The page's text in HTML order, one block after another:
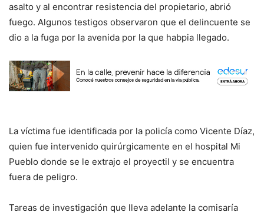
asalto y al encontrar resistencia del propietario, abrió
fuego. Algunos testigos observaron que el delincuente se
dio a la fuga por la avenida por la que habpia llegado.
La víctima fue identificada por la policía como Vicente Díaz,
quien fue intervenido quirúrgicamente en el hospital Mi
Pueblo donde se le extrajo el proyectil y se encuentra
fuera de peligro.
Tareas de investigación que lleva adelante la comisaría